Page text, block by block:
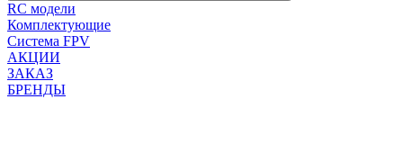
RC модели
Комплектующие
Система FPV
АКЦИИ
ЗАКАЗ
БРЕНДЫ